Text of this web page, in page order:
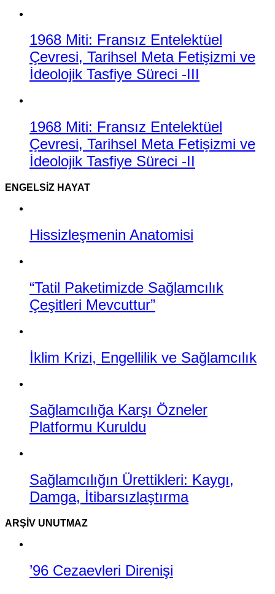
1968 Miti: Fransız Entelektüel
Çevresi, Tarihsel Meta Fetişizmi ve
İdeolojik Tasfiye Süreci -III
1968 Miti: Fransız Entelektüel
Çevresi, Tarihsel Meta Fetişizmi ve
İdeolojik Tasfiye Süreci -II
ENGELSIZ HAYAT
Hissizleşmenin Anatomisi
“Tatil Paketimizde Sağlamcılık
Çeşitleri Mevcuttur”
İklim Krizi, Engellilik ve Sağlamcılık
Sağlamcılığa Karşı Özneler
Platformu Kuruldu
Sağlamcılığın Ürettikleri: Kaygı,
Damga, İtibarsızlaştırma
ARŞIV UNUTMAZ
’96 Cezaevleri Direnişi